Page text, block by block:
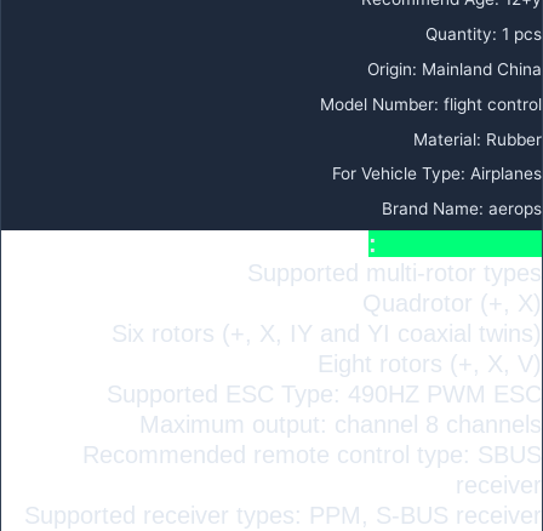
Quantity: 1 pcs
Origin: Mainland China
Model Number: flight control
Material: Rubber
For Vehicle Type: Airplanes
Brand Name: aerops
Supported multi-rotor types
Quadrotor (+, X)
Six rotors (+, X, IY and YI coaxial twins)
Eight rotors (+, X, V)
Supported ESC Type: 490HZ PWM ESC
Maximum output: channel 8 channels
Recommended remote control type: SBUS
receiver
Supported receiver types: PPM, S-BUS receiver